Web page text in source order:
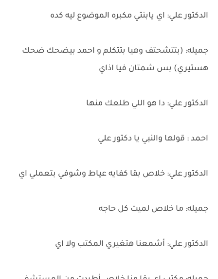
الدكتور علي: اي يابنتي مكبره الموضوع ليه كده
جميله: (بتتشحتف وهيا بتتكلم و احمد بيضحك ضحك
هستيري) بس شمتان فيا اذاي
الدكتور علي: دا هو اللي طلعك منها
احمد : قولها والنبي يا دكتور علي
الدكتور علي: خلاص بقا كفايه عياط وشوفي بتعملي اي
جميله: ما خلاص لميت كل حاجه
الدكتور علي: أشمعنا هتغيري المكتب ولا اي